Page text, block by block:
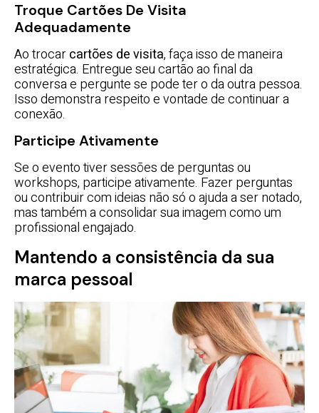
Troque Cartões De Visita
Adequadamente
Ao trocarcartões de visita, faça isso de maneira
estratégica. Entregue seu cartão ao final da
conversa e pergunte se pode ter o da outra pessoa.
Isso demonstra respeito e vontade de continuar a
conexão.
Participe Ativamente
Se o evento tiver sessões de perguntas ou
workshops, participe ativamente. Fazer perguntas
ou contribuir com ideias não só o ajuda a ser notado,
mas também a consolidar sua imagem como um
profissional engajado.
Mantendo a consistência da sua
marca pessoal